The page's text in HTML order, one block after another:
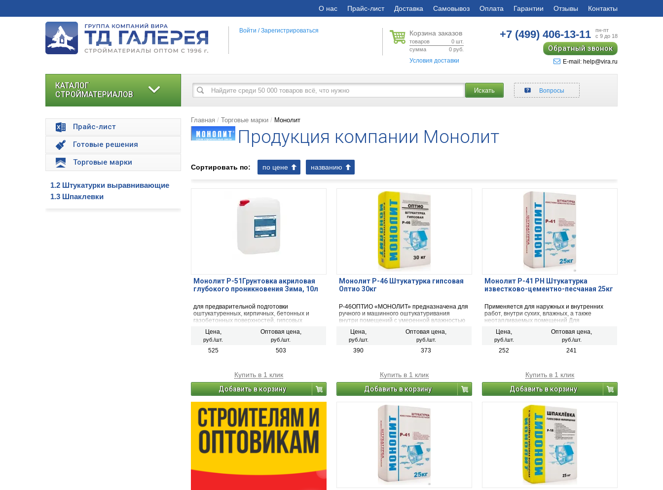
О нас Прайс-лист Доставка Самовывоз Оплата Гарантии Отзывы Контакты
Корзина заказов
товаров 0 шт.
сумма
0 руб.
Условия доставки
+7 (499)406-13-11
пн-пт
с 9 до 18
Обратный звонок
E-mail: help@vira.ru
Войти /Зарегистрироваться
КАТАЛОГ
СТРОЙМАТЕРИАЛОВ
Прайс-лист
Готовые решения
Торговые марки
1.2 Штукатурки выравнивающие
1.3 Шпаклевки
Искать Вопросы
Главная Торговые марки Монолит
Продукция компании Монолит
Сортировать по: по цене названию
Монолит Р-51Грунтовка акриловая
глубокого проникновения Зима, 10л
для предварительной подготовки
оштукатуренных, кирпичных, бетонных и
газобетонных поверхностей, гипсовых
Цена,
руб./шт.
Оптовая цена,
руб./шт.
525 503
Купить в 1 клик
Добавить в корзину
Монолит Р-46 Штукатурка гипсовая
Оптио 30кг
Р-46ОПТИО «МОНОЛИТ» предназначена для
ручного и машинного оштукатуривания
внутри помещений с умеренной влажностью
ячеистого бетона, пенобетона, гипсолита и
кирпича, под последующую декоративную
отделку: оклейку обоями, окрашивание,
до 70 мм), на потолки – до 30 мм позволяет
значительно упростить работы по
выравниванию поверхностей.
Цена,
руб./шт.
Оптовая цена,
руб./шт.
390 373
Купить в 1 клик
Добавить в корзину
Монолит Р-41 РН Штукатурка
известково-цементно-песчаная 25кг
Применяется для наружных и внутренних
работ, внутри сухих, влажных, а также
неотапливаемых помещений Для
и сооружений выше цокольной части без
штукатурной сетки слоем до 20 мм, ремонта
сколов, выбоин, раковин, трещин до 60 мм.
Цена,
руб./шт.
Оптовая цена,
руб./шт.
252 241
Купить в 1 клик
Добавить в корзину